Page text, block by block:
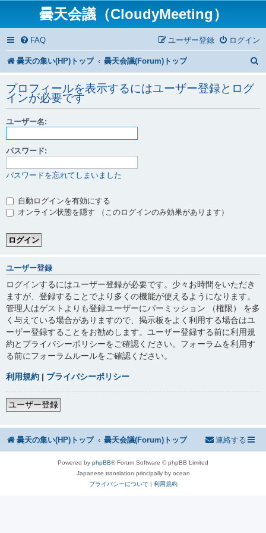
曇天会議（CloudyMeeting）
FAQ ログイン
ユーザー登録
曇天の集い(HP)トップ 曇天会議(Forum)トップ
プロフィールを表示するにはユーザー登録とログ
インが必要です
ユーザー名:
パスワード:
パスワードを忘れてしまいました
自動ログインを有効にする
オンライン状態を隠す （このログインのみ効果があります）
ユーザー登録
ログインするにはユーザー登録が必要です。少々お時間をいただき
ますが、登録することでより多くの機能が使えるようになります。
管理人はゲストよりも登録ユーザーにパーミッション （権限） を多
く与えている場合がありますので、掲示板をよく利用する場合はユ
ーザー登録することをお勧めします。ユーザー登録する前に利用規
約とプライバシーポリシーをご確認ください。フォーラムを利用す
る前にフォーラムルールをご確認ください。
利用規約 | プライバシーポリシー
ユーザー登録
曇天の集い(HP)トップ 曇天会議(Forum)トップ 連絡する
Powered by phpBB® Forum Software © phpBB Limited
Japanese translation principally by ocean
プライバシーについて | 利用規約